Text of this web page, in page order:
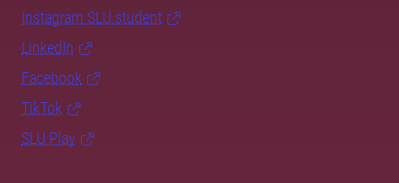
Instagram SLU.student
LinkedIn
Facebook
TikTok
SLU Play